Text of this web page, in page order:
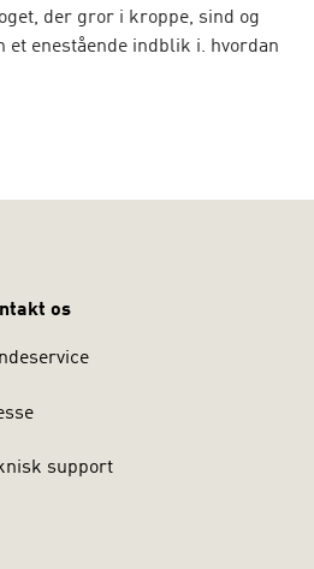
der gror i kroppe, sind og
et enestående indblik i, hvordan
os
support